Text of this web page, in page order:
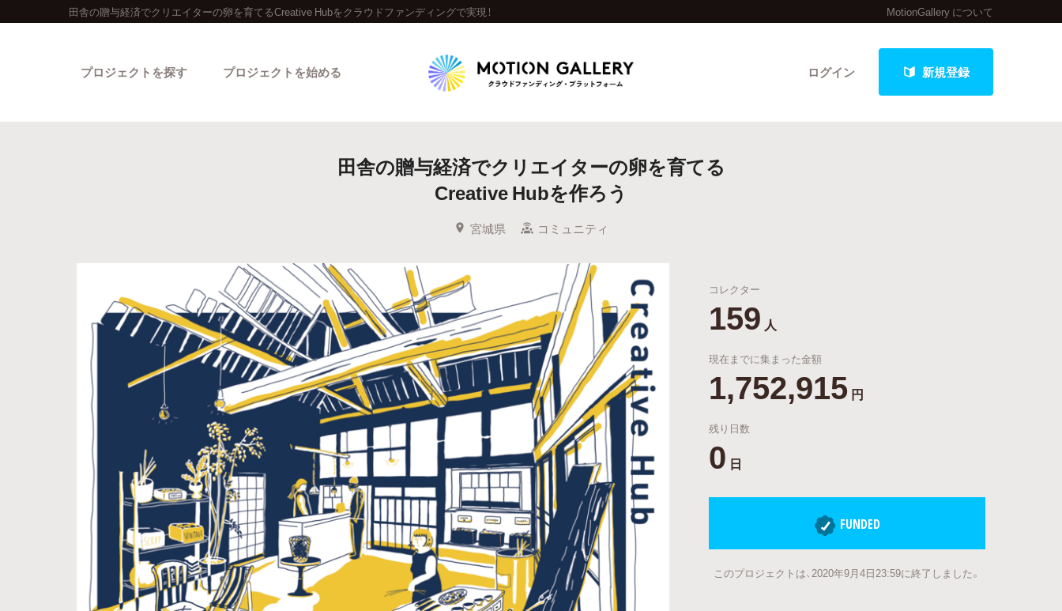
田舎の贈与経済でクリエイターの卵を育てるCreative Hubをクラウドファンディングで実現！ MotionGallery について
ログイン 新規登録
プロジェクトを探す
人気のプロジェクト 新着プロジェクト 終了間近のプロジェクト
Feature
カテゴリーから探す タグから探す キュレーターから探す
Legendary
最新達成プロジェクト 調達額が大きいプロジェクト
プロジェクトを始める
田舎の贈与経済でクリエイターの卵を育てる
Creative Hubを作ろう
宮城県 コミュニティ
コレクター
159 人
現在までに集まった金額
1,752,915 円
残り日数
0 日
FUNDED
このプロジェクトは、2020年9月4日23:59に終了しました。